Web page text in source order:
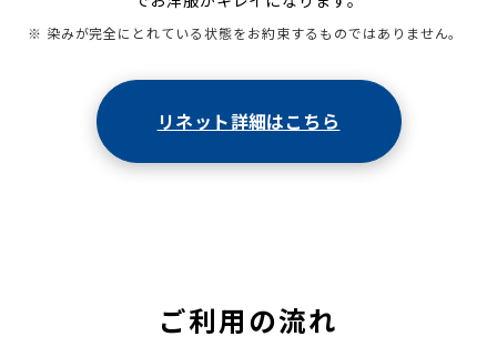
※ 染みが完全にとれている状態をお約束するものではありません。
リネット詳細はこちら
ご利用の流れ